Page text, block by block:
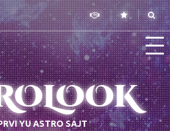
YU ASTRO SAJT